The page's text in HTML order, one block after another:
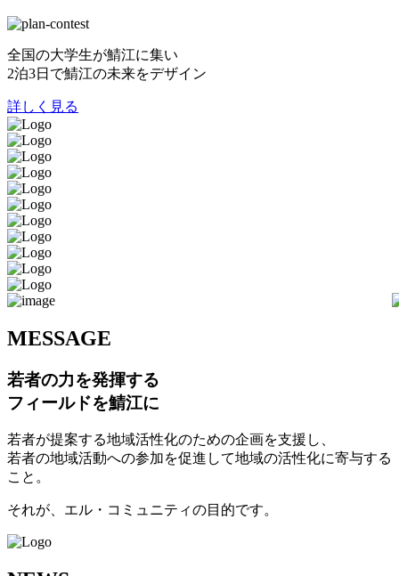
全国の大学生が鯖江に集い
2泊3日で鯖江の未来をデザイン
詳しく見る
MESSAGE
若者の力を発揮する
フィールドを鯖江に
若者が提案する地域活性化のための企画を支援し、
若者の地域活動への参加を促進して地域の活性化に寄与する
こと。
それが、エル・コミュニティの目的です。